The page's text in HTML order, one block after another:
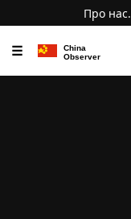
Про нас.
☰